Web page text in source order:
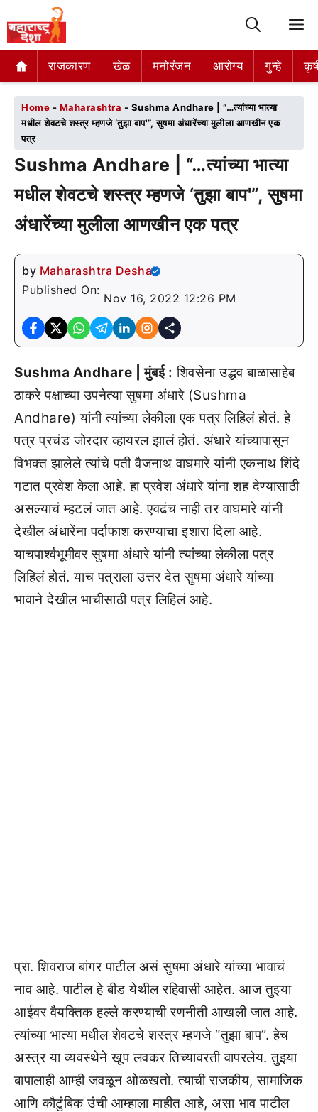
राजकारण खेळ मनोरंजन आरोग्य गुन्हे
राजकारण खेळ मनोरंजन आरोग्य गुन्हे
Home - Maharashtra - Sushma Andhare | “…त्यांच्या भात्या
मधील शेवटचे शस्त्र म्हणजे ‘तुझा बाप'”, सुषमा अंधारेंच्या मुलीला आणखीन एक
पत्र
Sushma Andhare | “…त्यांच्या भात्या
मधील शेवटचे शस्त्र म्हणजे ‘तुझा बाप'”, सुषमा
अंधारेंच्या मुलीला आणखीन एक पत्र
by Maharashtra Desha
Published On:
Nov 16, 2022 12:26 PM
Sushma Andhare | मुंबई : शिवसेना उद्धव बाळासाहेब
ठाकरे पक्षाच्या उपनेत्या सुषमा अंधारे (Sushma
Andhare) यांनी त्यांच्या लेकीला एक पत्र लिहिलं होतं. हे
पत्र प्रचंड जोरदार व्हायरल झालं होतं. अंधारे यांच्यापासून
विभक्त झालेले त्यांचे पती वैजनाथ वाघमारे यांनी एकनाथ शिंदे
गटात प्रवेश केला आहे. हा प्रवेश अंधारे यांना शह देण्यासाठी
असल्याचं म्हटलं जात आहे. एवढंच नाही तर वाघमारे यांनी
देखील अंधारेंना पर्दाफाश करण्याचा इशारा दिला आहे.
याचपार्श्वभूमीवर सुषमा अंधारे यांनी त्यांच्या लेकीला पत्र
लिहिलं होतं. याच पत्राला उत्तर देत सुषमा अंधारे यांच्या
भावाने देखील भाचीसाठी पत्र लिहिलं आहे.
प्रा. शिवराज बांगर पाटील असं सुषमा अंधारे यांच्या भावाचं
नाव आहे. पाटील हे बीड येथील रहिवासी आहेत. आज तुझ्या
आईवर वैयक्तिक हल्ले करण्याची रणनीती आखली जात आहे.
त्यांच्या भात्या मधील शेवटचे शस्त्र म्हणजे “तुझा बाप”. हेच
अस्त्र या व्यवस्थेने खूप लवकर तिच्यावरती वापरलेय. तुझ्या
बापालाही आम्ही जवळून ओळखतो. त्याची राजकीय, सामाजिक
आणि कौटुंबिक उंची आम्हाला माहीत आहे, असा भाव पाटील